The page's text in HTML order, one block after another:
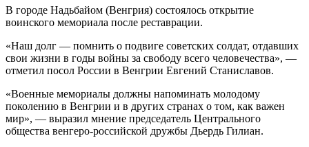
В городе Надьбайом (Венгрия) состоялось открытие
воинского мемориала после реставрации.
«Наш долг — помнить о подвиге советских солдат, отдавших
свои жизни в годы войны за свободу всего человечества», —
отметил посол России в Венгрии Евгений Станиславов.
«Военные мемориалы должны напоминать молодому
поколению в Венгрии и в других странах о том, как важен
мир», — выразил мнение председатель Центрального
общества венгеро-российской дружбы Дьердь Гилиан.